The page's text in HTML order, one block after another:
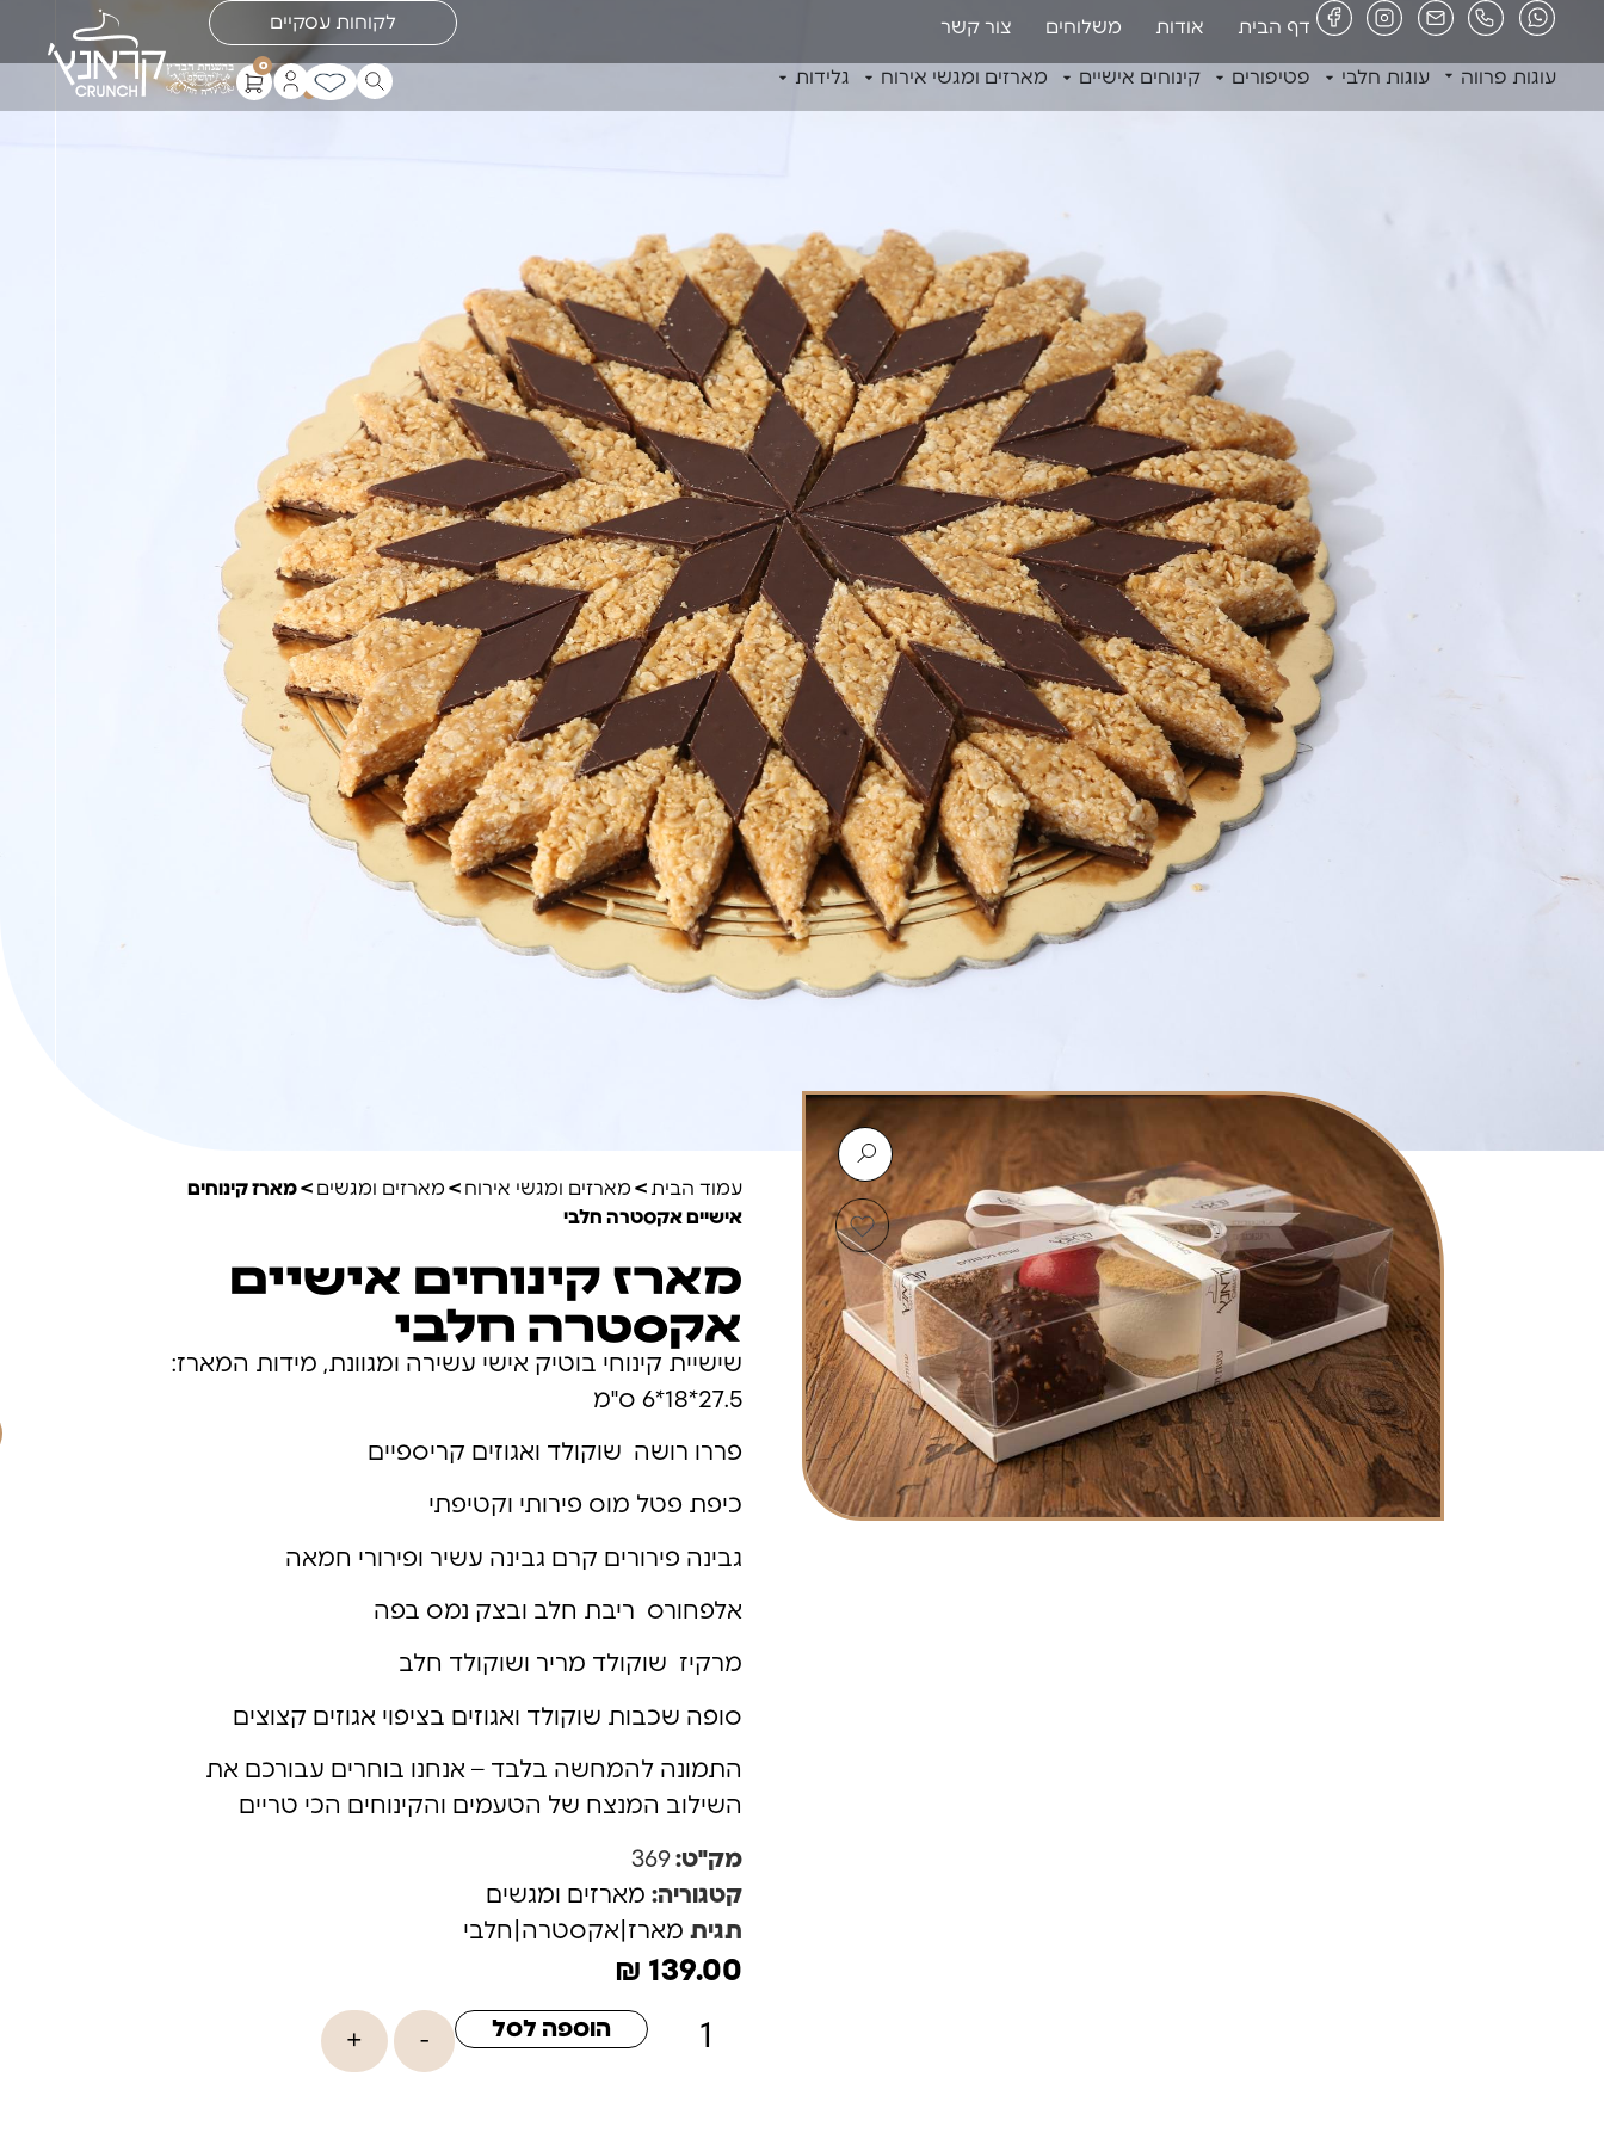
דף הבית אודות משלוחים צור קשר לקוחות עסקיים
עוגות פרווה עוגות חלבי פטיפורים קינוחים אישיים מארזים ומגשי אירוח גלידות
0
עמוד הבית > מארזים ומגשי אירוח > מארזים ומגשים > מארז קינוחים
אישיים אקסטרה חלבי
מארז קינוחים אישיים
אקסטרה חלבי
שישיית קינוחי בוטיק אישי עשירה ומגוונת, מידות המארז:
27.5*18*6 ס"מ
פררו רושה שוקולד ואגוזים קריספיים
כיפת פטל מוס פירותי וקטיפתי
גבינה פירורים קרם גבינה עשיר ופירורי חמאה
אלפחורס ריבת חלב ובצק נמס בפה
מרקיז שוקולד מריר ושוקולד חלב
סופה שכבות שוקולד ואגוזים בציפוי אגוזים קצוצים
התמונה להמחשה בלבד – אנחנו בוחרים עבורכם את
השילוב המנצח של הטעמים והקינוחים הכי טריים
מק"ט: 369
קטגוריה: מארזים ומגשים
תגית מארז|אקסטרה|חלבי
₪ 139.00
-
+ הוספה לסל